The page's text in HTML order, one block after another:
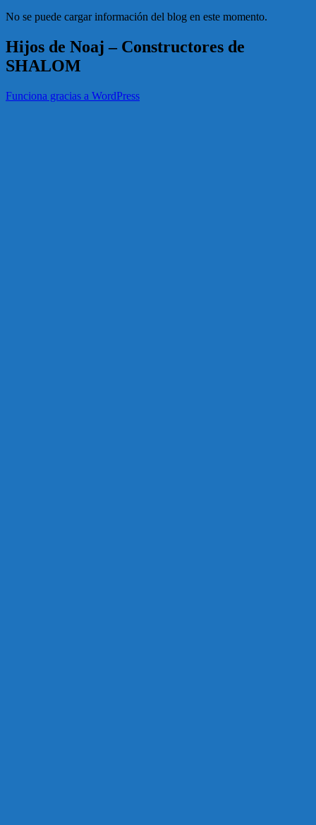
No se puede cargar información del blog en este momento.
Hijos de Noaj – Constructores de
SHALOM
Funciona gracias a WordPress